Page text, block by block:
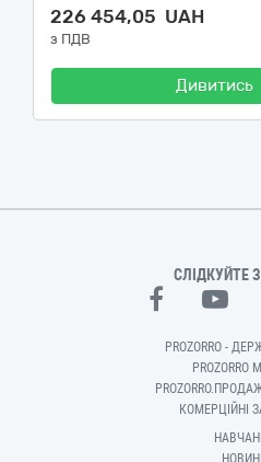
226 454,05 UAH
з ПДВ
Дивитись
СЛІДКУЙТЕ
PROZORRO -
PROZORRO
КОМЕРЦІЙНІ